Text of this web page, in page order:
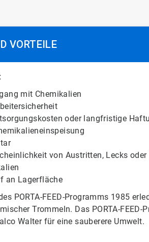
VORTEILE
mit Chemikalien
oder langfristige
von Austritten, Lecks
an Lagerfläche
PORTA-FEED-Programms 1985
Trommeln. Das PORTA-
Walter für eine sauberere Umwelt.